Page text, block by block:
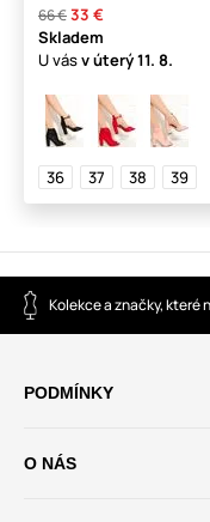
66 €33 €
Skladem
U vásv úterý11. 8.
36 37 38 39
Kolekce a značky, které
PODMÍNKY
O NÁS